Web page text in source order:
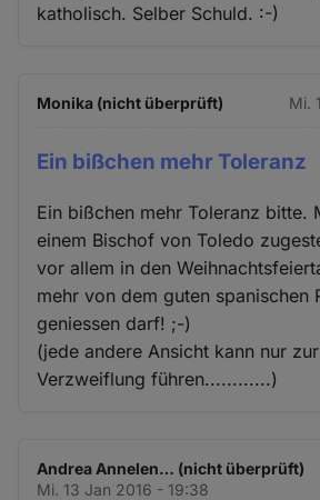
katholisch. Selber Schuld. :-)
Monika (nicht überprüft) Mi.
Ein bißchen mehr Toleranz
Ein bißchen mehr Toleranz bitte.
einem Bischof von Toledo
vor allem in den
mehr von dem guten spanischen
geniessen darf! ;-)
(jede andere Ansicht kann nur
Verzweiflung führen............)
Andrea Annelen… (nicht überprüft)
Mi. 13 Jan 2016 - 19:38